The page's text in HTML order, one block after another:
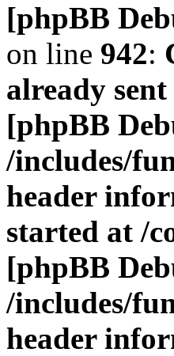
[phpBB
on line 942:
already
[phpBB
/includes/
header
started at /
[phpBB
/includes/
header